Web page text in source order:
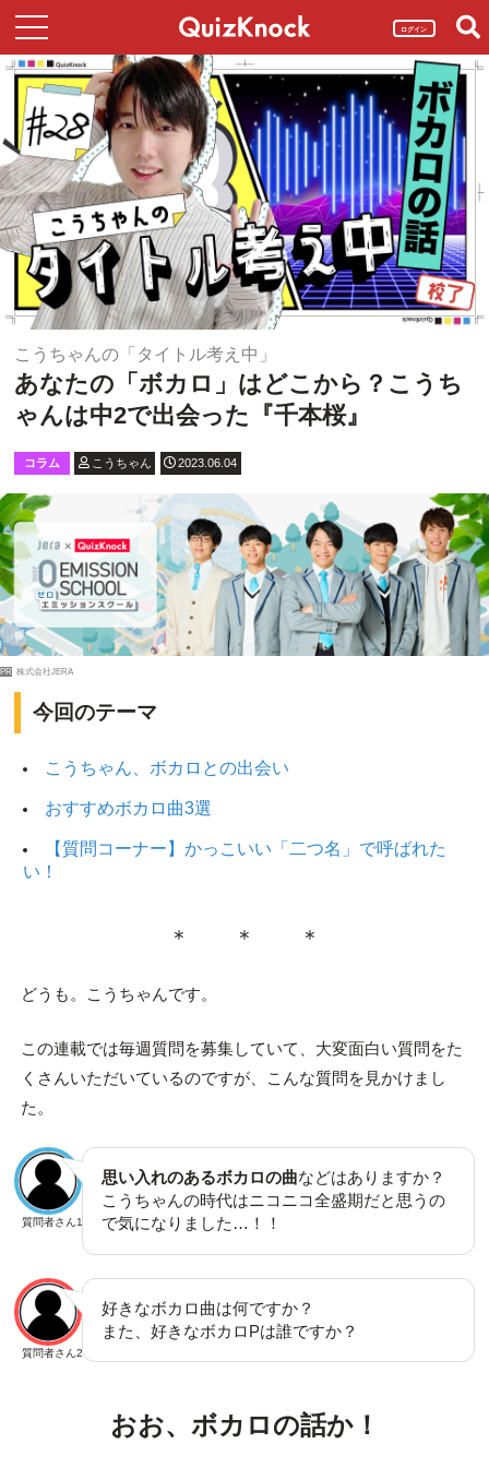
ログイン
こうちゃんの「タイトル考え中」
あなたの「ボカロ」はどこから？こうち
ゃんは中2で出会った『千本桜』
コラム こうちゃん 2023.06.04
PR 株式会社JERA
今回のテーマ
こうちゃん、ボカロとの出会い
おすすめボカロ曲3選
【質問コーナー】かっこいい「二つ名」で呼ばれた
い！
＊ ＊ ＊
どうも。こうちゃんです。
この連載では毎週質問を募集していて、大変面白い質問をた
くさんいただいているのですが、こんな質問を見かけまし
た。
質問者さん1
思い入れのあるボカロの曲などはありますか？
こうちゃんの時代はニコニコ全盛期だと思うの
で気になりました…！！
質問者さん2
好きなボカロ曲は何ですか？
また、好きなボカロPは誰ですか？
おお、ボカロの話か！